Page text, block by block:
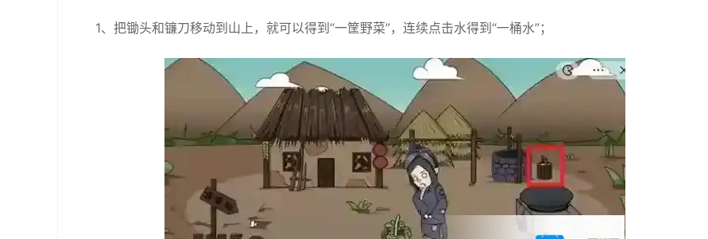
1、把锄头和镰刀移动到山上，就可以得到“一筐野菜”，连续点击水得到“一桶水”；